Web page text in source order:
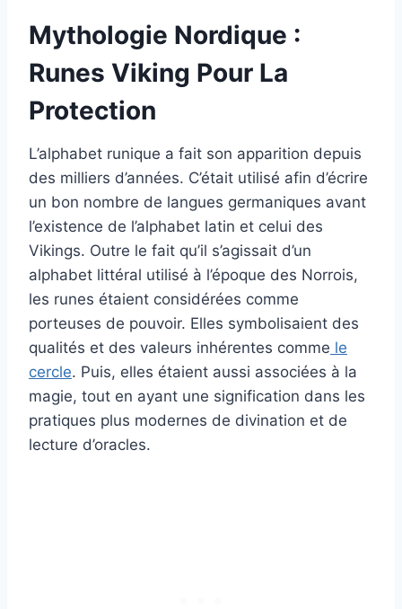
Mythologie Nordique :
Runes Viking Pour La
Protection
L’alphabet runique a fait son apparition depuis
des milliers d’années. C’était utilisé afin d’écrire
un bon nombre de langues germaniques avant
l’existence de l’alphabet latin et celui des
Vikings. Outre le fait qu’il s’agissait d’un
alphabet littéral utilisé à l’époque des Norrois,
les runes étaient considérées comme
porteuses de pouvoir. Elles symbolisaient des
qualités et des valeurs inhérentes comme le
cercle. Puis, elles étaient aussi associées à la
magie, tout en ayant une signification dans les
pratiques plus modernes de divination et de
lecture d’oracles.